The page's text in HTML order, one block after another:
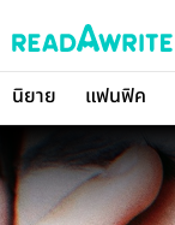
นิยาย แฟนฟิค